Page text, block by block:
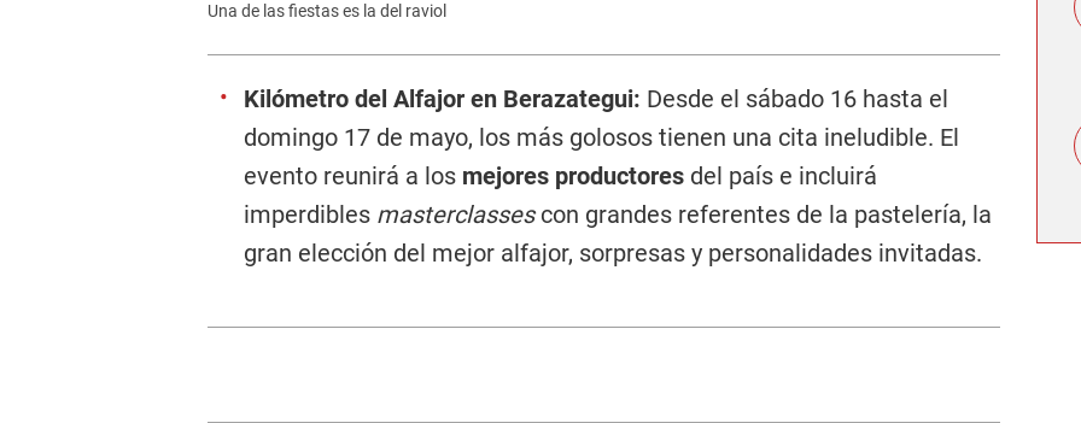
Una de las fiestas es la del raviol
Kilómetro del Alfajor en Berazategui: Desde el sábado 16 hasta el
domingo 17 de mayo, los más golosos tienen una cita ineludible. El
evento reunirá a los mejores productores del país e incluirá
imperdibles masterclassescon grandes referentes de la pastelería, la
gran elección del mejor alfajor, sorpresas y personalidades invitadas.